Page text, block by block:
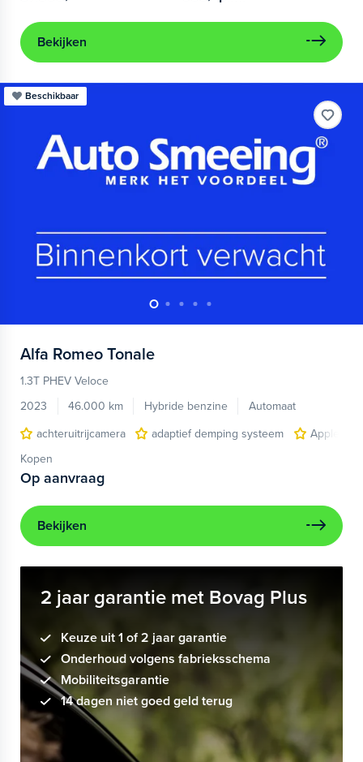
Bekijken
Beschikbaar
Alfa Romeo Tonale
1.3T PHEV Veloce
2023
46.000 km Hybride benzine
Automaat
achteruitrijcamera
adaptief demping systeem
Apple
Kopen
Op aanvraag
Bekijken
2 jaar garantie met Bovag Plus
Keuze uit 1 of 2 jaar garantie
Onderhoud volgens fabrieksschema
Mobiliteitsgarantie
14 dagen niet goed geld terug